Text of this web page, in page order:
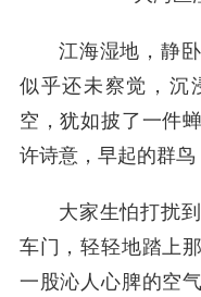
江海湿地，静
似乎还未察觉，沉
空，犹如披了一件
许诗意，早起的群鸟
大家生怕打扰
车门，轻轻地踏上
一股沁人心脾的空